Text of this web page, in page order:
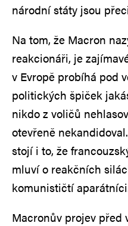
národní státy jsou
Na tom, že Macron
reakcionáři, je
v Evropě probíhá pod
politických špiček
nikdo z voličů
otevřeně
stojí i to, že
mluví o reakčních
komunističtí
Macronův projev před